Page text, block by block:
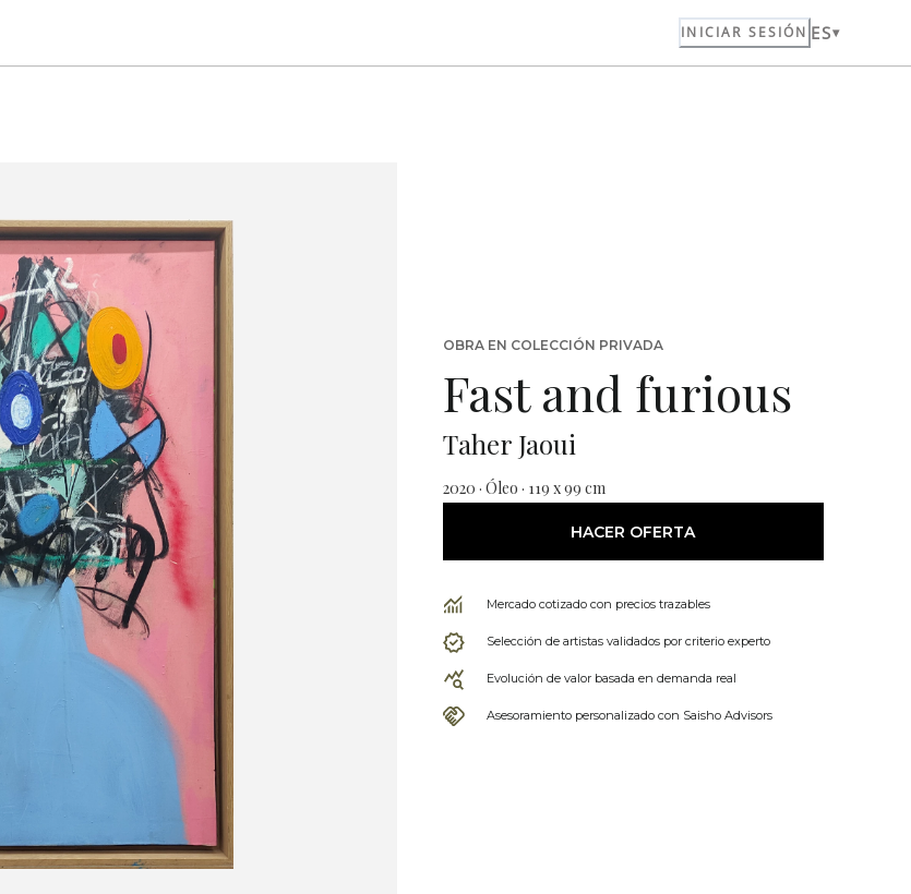
INICIAR SESIÓN ES
OBRA EN COLECCIÓN PRIVADA
Fast and furious
Taher Jaoui
2020 · Óleo · 119 x 99 cm
HACER OFERTA
Mercado cotizado con precios trazables
Selección de artistas validados por criterio experto
Evolución de valor basada en demanda real
Asesoramiento personalizado con Saisho Advisors